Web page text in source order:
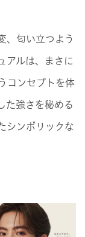
、匂い立つよう
アルは、まさに
コンセプトを体
た強さを秘める
シンボリックな